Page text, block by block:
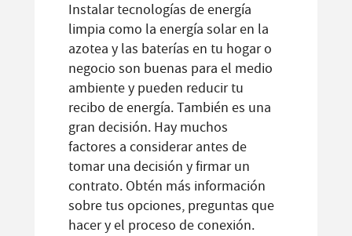
Instalar tecnologías de energía
limpia como la energía solar en la
azotea y las baterías en tu hogar o
negocio son buenas para el medio
ambiente y pueden reducir tu
recibo de energía. También es una
gran decisión. Hay muchos
factores a considerar antes de
tomar una decisión y firmar un
contrato. Obtén más información
sobre tus opciones, preguntas que
hacer y el proceso de conexión.